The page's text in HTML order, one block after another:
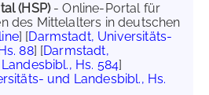
(HSP)- Online-Portal für
des Mittelalters in deutschen
] [Darmstadt, Universitäts-
88] [Darmstadt,
Hs. 584]
und Landesbibl., Hs.